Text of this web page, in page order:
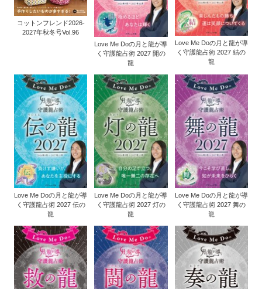
コットンフレンド2026-
2027年秋冬号Vol.96
Love Me Doの月と龍が導
く守護龍占術 2027 開の
龍
Love Me Doの月と龍が導
く守護龍占術 2027 結の
龍
Love Me Doの月と龍が導
く守護龍占術 2027 伝の
龍
Love Me Doの月と龍が導
く守護龍占術 2027 灯の
龍
Love Me Doの月と龍が導
く守護龍占術 2027 舞の
龍